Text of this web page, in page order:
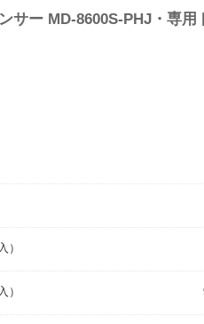
ー MD-8600S-PHJ・専用
）
）